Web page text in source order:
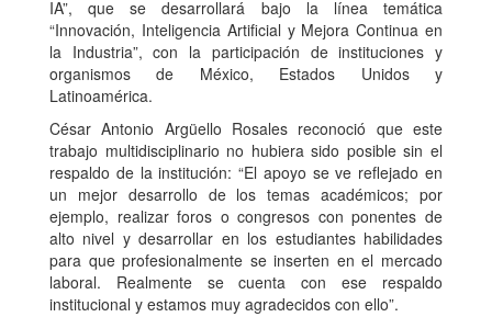
IA”, que se desarrollará bajo la línea temática
“Innovación, Inteligencia Artificial y Mejora Continua en
la Industria”, con la participación de instituciones y
organismos de México, Estados Unidos y
Latinoamérica.
César Antonio Argüello Rosales reconoció que este
trabajo multidisciplinario no hubiera sido posible sin el
respaldo de la institución: “El apoyo se ve reflejado en
un mejor desarrollo de los temas académicos; por
ejemplo, realizar foros o congresos con ponentes de
alto nivel y desarrollar en los estudiantes habilidades
para que profesionalmente se inserten en el mercado
laboral. Realmente se cuenta con ese respaldo
institucional y estamos muy agradecidos con ello”.